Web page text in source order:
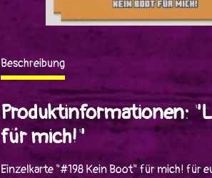
Beschreibung
Produktinformationen:
für mich!"
Einzelkarte "#198 Kein Boot" für mich! für